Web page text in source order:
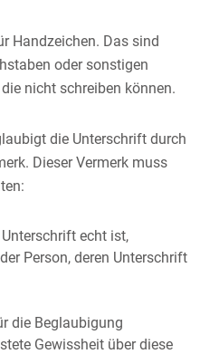
Handzeichen. Das sind
oder sonstigen
nicht schreiben können.
die Unterschrift durch
Dieser Vermerk muss
echt ist,
Person, deren Unterschrift
die Beglaubigung
Gewissheit über diese